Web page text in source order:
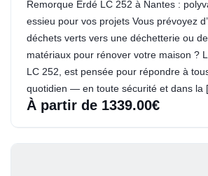
Remorque Erdé LC 252 à Nantes :
essieu pour vos projets Vous prévoyez
déchets verts vers une déchetterie ou
matériaux pour rénover votre maison ?
LC 252, est pensée pour répondre à
quotidien — en toute sécurité et dans la
À partir de 1339.00€